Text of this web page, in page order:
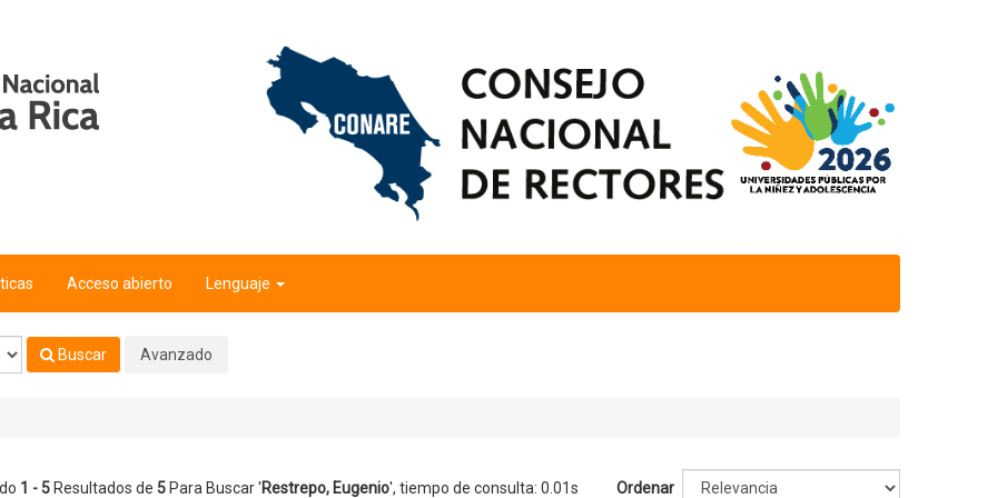
Acceso abierto Lenguaje
Buscar Avanzado
1 - 5Resultados de 5Para Buscar 'Restrepo, Eugenio', tiempo de consulta: 0.01s Ordenar